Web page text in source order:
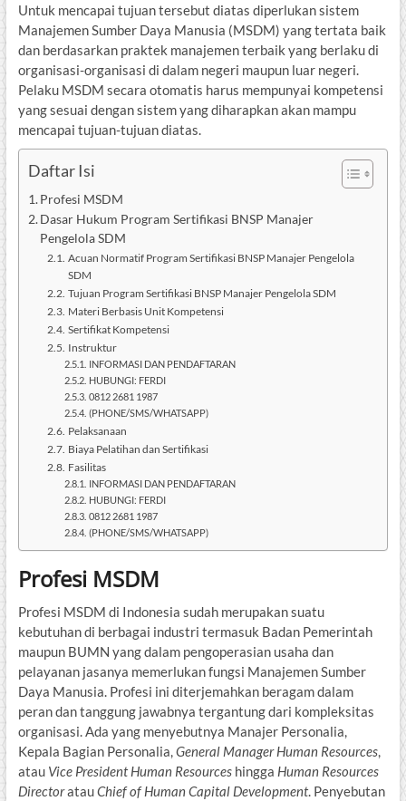
Untuk mencapai tujuan tersebut diatas diperlukan sistem
Manajemen Sumber Daya Manusia (MSDM) yang tertata baik
dan berdasarkan praktek manajemen terbaik yang berlaku di
organisasi-organisasi di dalam negeri maupun luar negeri.
Pelaku MSDM secara otomatis harus mempunyai kompetensi
yang sesuai dengan sistem yang diharapkan akan mampu
mencapai tujuan-tujuan diatas.
Daftar Isi
Profesi MSDM
Dasar Hukum Program Sertifikasi BNSP Manajer
Pengelola SDM
Acuan Normatif Program Sertifikasi BNSP Manajer Pengelola
SDM
Tujuan Program Sertifikasi BNSP Manajer Pengelola SDM
Materi Berbasis Unit Kompetensi
Sertifikat Kompetensi
Instruktur
INFORMASI DAN PENDAFTARAN
HUBUNGI: FERDI
0812 2681 1987
(PHONE/SMS/WHATSAPP)
Pelaksanaan
Biaya Pelatihan dan Sertifikasi
Fasilitas
INFORMASI DAN PENDAFTARAN
HUBUNGI: FERDI
0812 2681 1987
(PHONE/SMS/WHATSAPP)
Profesi MSDM
Profesi MSDM di Indonesia sudah merupakan suatu
kebutuhan di berbagai industri termasuk Badan Pemerintah
maupun BUMN yang dalam pengoperasian usaha dan
pelayanan jasanya memerlukan fungsi Manajemen Sumber
Daya Manusia. Profesi ini diterjemahkan beragam dalam
peran dan tanggung jawabnya tergantung dari kompleksitas
organisasi. Ada yang menyebutnya Manajer Personalia,
Kepala Bagian Personalia,General Manager Human Resources,
atau Vice President Human Resources hingga Human Resources
DirectoratauChief of Human Capital Development. Penyebutan